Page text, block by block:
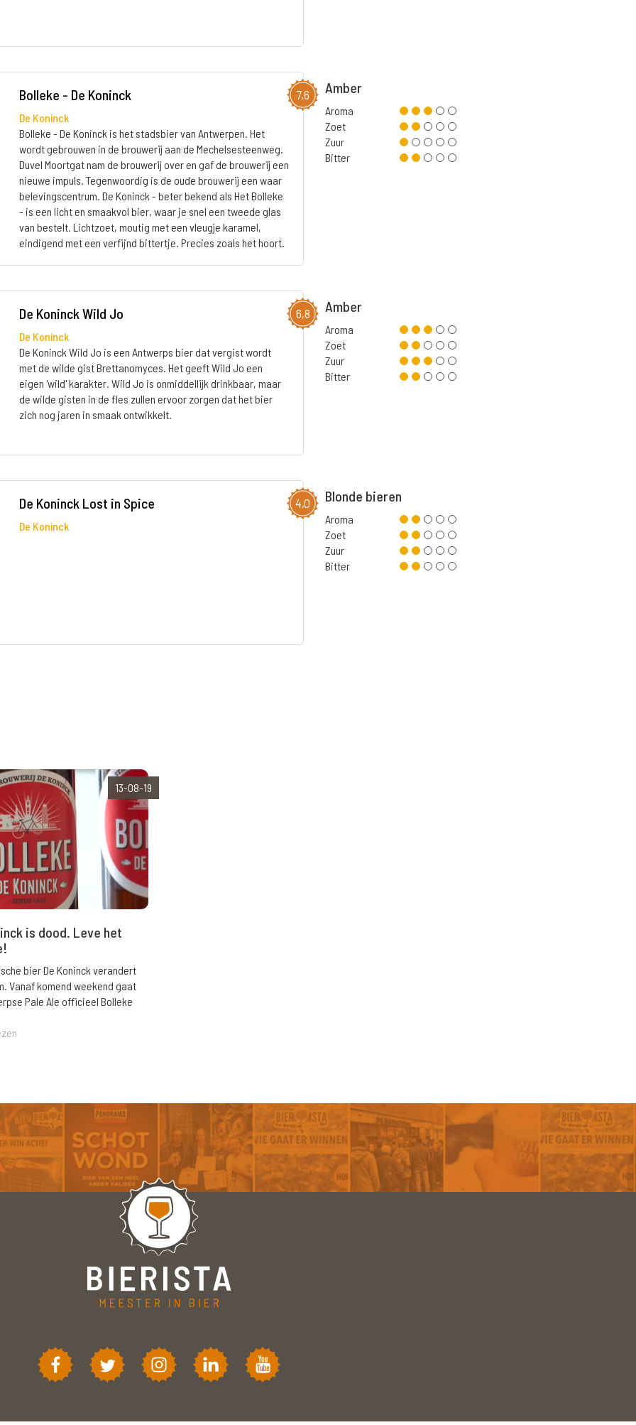
7,6
Bolleke - De Koninck
De Koninck
Bolleke - De Koninck is het stadsbier van Antwerpen. Het
wordt gebrouwen in de brouwerij aan de Mechelsesteenweg.
Duvel Moortgat nam de brouwerij over en gaf de brouwerij een
nieuwe impuls. Tegenwoordig is de oude brouwerij een waar
belevingscentrum. De Koninck - beter bekend als Het Bolleke
- is een licht en smaakvol bier, waar je snel een tweede glas
van bestelt. Lichtzoet, moutig met een vleugje karamel,
eindigend met een verfijnd bittertje. Precies zoals het hoort.
Amber
Aroma
Zoet
Zuur
Bitter
6,8
De Koninck Wild Jo
De Koninck
De Koninck Wild Jo is een Antwerps bier dat vergist wordt
met de wilde gist Brettanomyces. Het geeft Wild Jo een
eigen 'wild' karakter. Wild Jo is onmiddellijk drinkbaar, maar
de wilde gisten in de fles zullen ervoor zorgen dat het bier
zich nog jaren in smaak ontwikkelt.
Amber
Aroma
Zoet
Zuur
Bitter
4,0
De Koninck Lost in Spice
De Koninck
Blonde bieren
Aroma
Zoet
Zuur
Bitter
13-08-19
is dood. Leve het
bier De Koninck verandert
Vanaf komend weekend gaat
Pale Ale officieel Bolleke